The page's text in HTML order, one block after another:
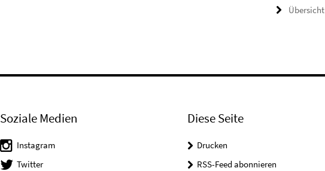
Übersicht
Soziale Medien
Instagram
Twitter
Diese Seite
Drucken
RSS-Feed abonnieren